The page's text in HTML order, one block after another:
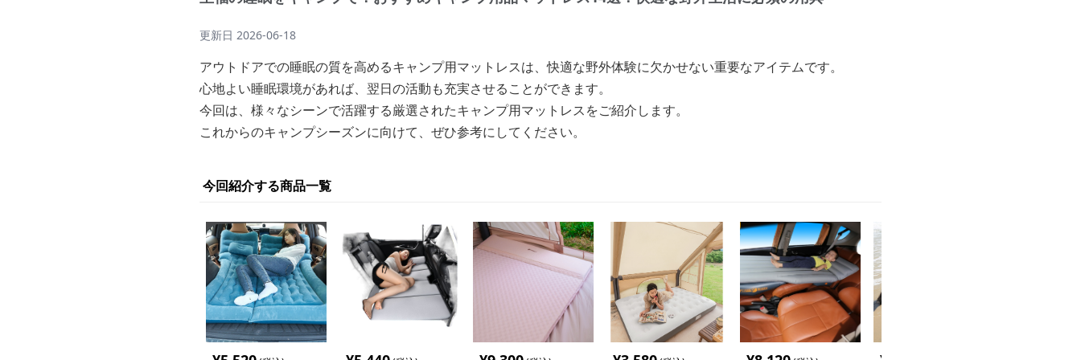
更新日 2026-06-18
アウトドアでの睡眠の質を高めるキャンプ用マットレスは、快適な野外体験に欠かせない重要なアイテムです。
心地よい睡眠環境があれば、翌日の活動も充実させることができます。
今回は、様々なシーンで活躍する厳選されたキャンプ用マットレスをご紹介します。
これからのキャンプシーズンに向けて、ぜひ参考にしてください。
今回紹介する商品一覧